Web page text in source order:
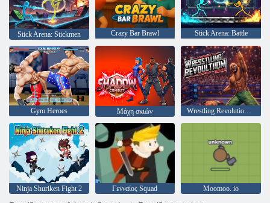
Stick Arena: Stickmen Crazy Bar Brawl Stick Arena: Battle
Gym Heroes Μάχη σκιών Wrestling Revolution Arena
Ninja Shuriken Fight 2 Γενναίος Squad
Moomoo. io